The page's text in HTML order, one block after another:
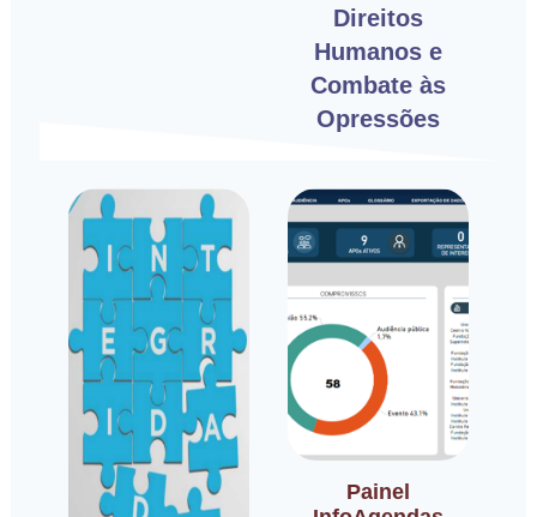
Direitos
Humanos e
Combate às
Opressões
Painel